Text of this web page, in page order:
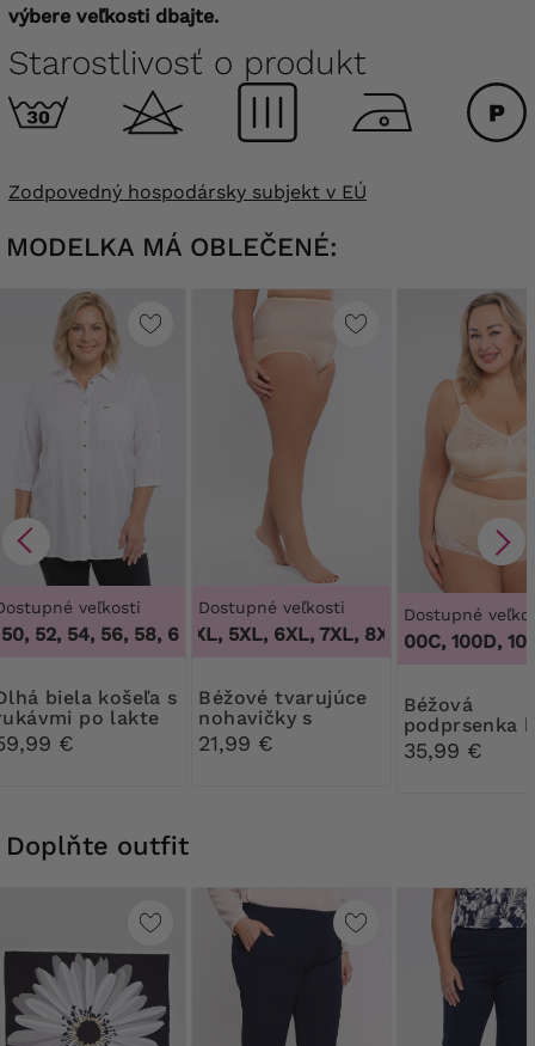
výbere veľkosti dbajte.
Starostlivosť o produkt
Zodpovedný hospodársky subjekt v EÚ
MODELKA MÁ OBLEČENÉ:
veľkosti
52, 54, 56, 58, 60 46, 48, 50, 52, 54, 56, 58, 60
s
po lakte
€
Dostupné veľkosti
3XL, 4XL, 5XL, 6XL, 7XL, 8XL, 9XL, 3XL,
Béžové tvarujúce
nohavičky s
vysokým pásom
21,99 €
Dostupné
100B, 100C, 100D,
Béžová
podprsenka
kostic
35,99 €
Doplňte outfit